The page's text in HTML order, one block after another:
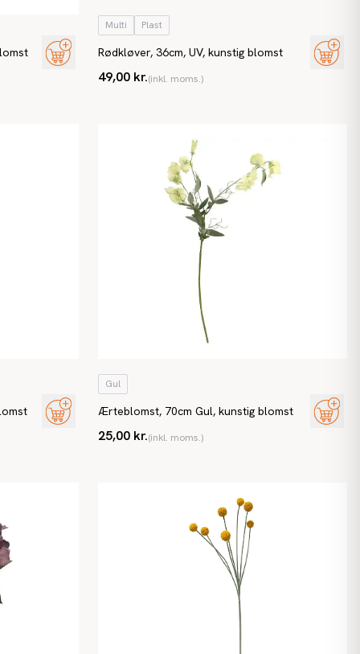
Multi Plast
Rødkløver, 36cm, UV, kunstig blomst
49,00 kr.(inkl. moms.)
Gul
Ærteblomst, 70cm Gul, kunstig blomst
25,00 kr.(inkl. moms.)